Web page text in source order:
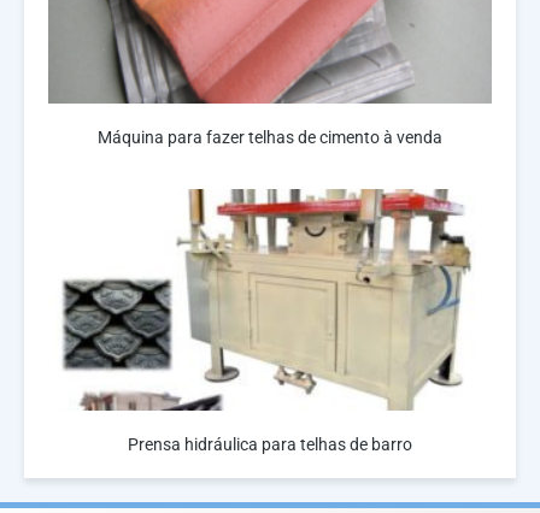
Máquina para fazer telhas de cimento à venda
Prensa hidráulica para telhas de barro